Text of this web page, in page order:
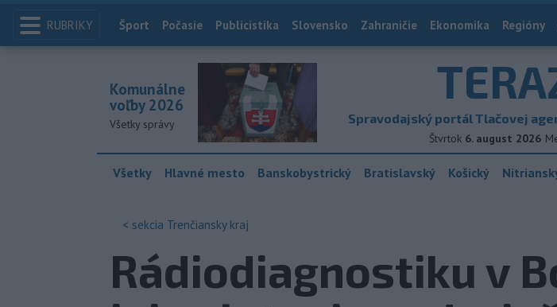
RUBRIKY Index
Šport Počasie Publicistika Slovensko Zahraničie Ekonomika Regióny
Spravodajský portál Tlačovej
Štvrtok 6. august 2026
Komunálne
voľby 2026
Všetky správy
Všetky Hlavné mesto Banskobystrický Bratislavský Košický
< sekcia Trenčiansky kraj
Rádiodiagnostiku v